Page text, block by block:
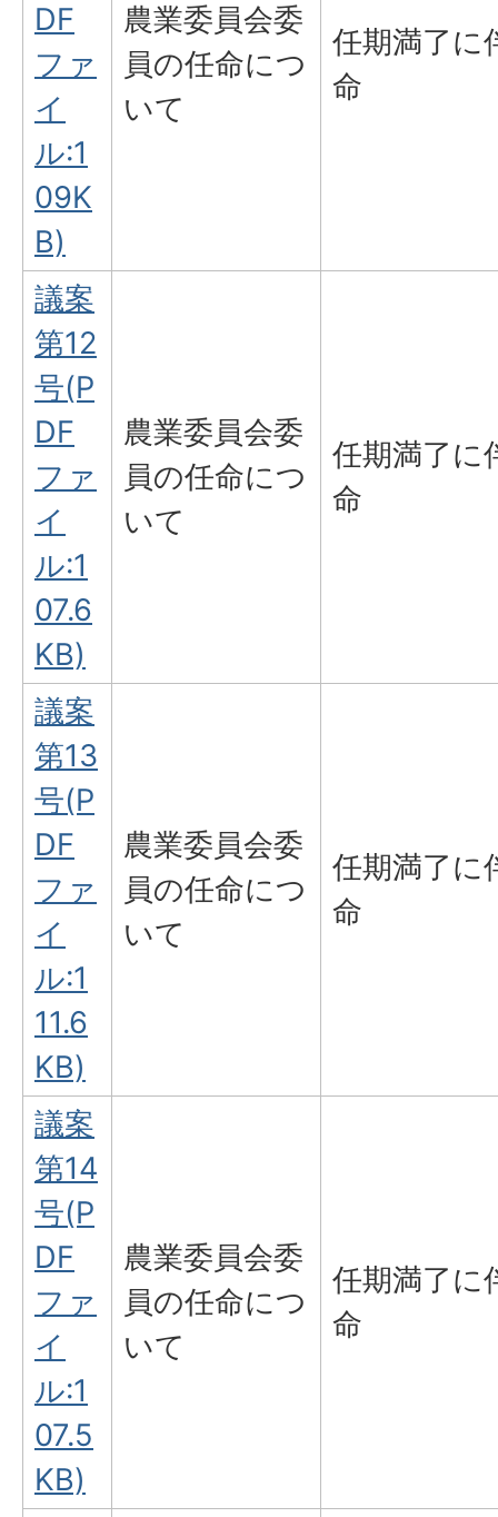
DF
ファ
イ
ル:1
09K
B)
農業委員会委
員の任命につ
いて
任期満了に
命
議案
第12
号(P
DF
ファ
イ
ル:1
07.6
KB)
農業委員会委
員の任命につ
いて
任期満了に
命
議案
第13
号(P
DF
ファ
イ
ル:1
11.6
KB)
農業委員会委
員の任命につ
いて
任期満了に
命
議案
第14
号(P
DF
ファ
イ
ル:1
07.5
KB)
農業委員会委
員の任命につ
いて
任期満了に
命